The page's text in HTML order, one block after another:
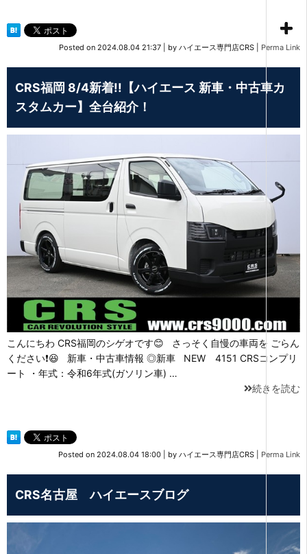
Posted on 2024.08.04 21:37 by ハイエース専門店CRS Perma Link
CRS福岡 8/4新着!!【ハイエース 新車・中古車カ
スタムカー】全台紹介！
こんにちわ CRS福岡のシゲオです😊 さっそく自慢の車両を ごらん
ください❗😆 新車・中古車情報 ◎新車 NEW 4151 CRSコンプリ
ート ・年式：令和6年式(ガソリン車) …
続きを読む
Posted on 2024.08.04 18:00 by ハイエース専門店CRS Perma Link
CRS名古屋 ハイエースブログ